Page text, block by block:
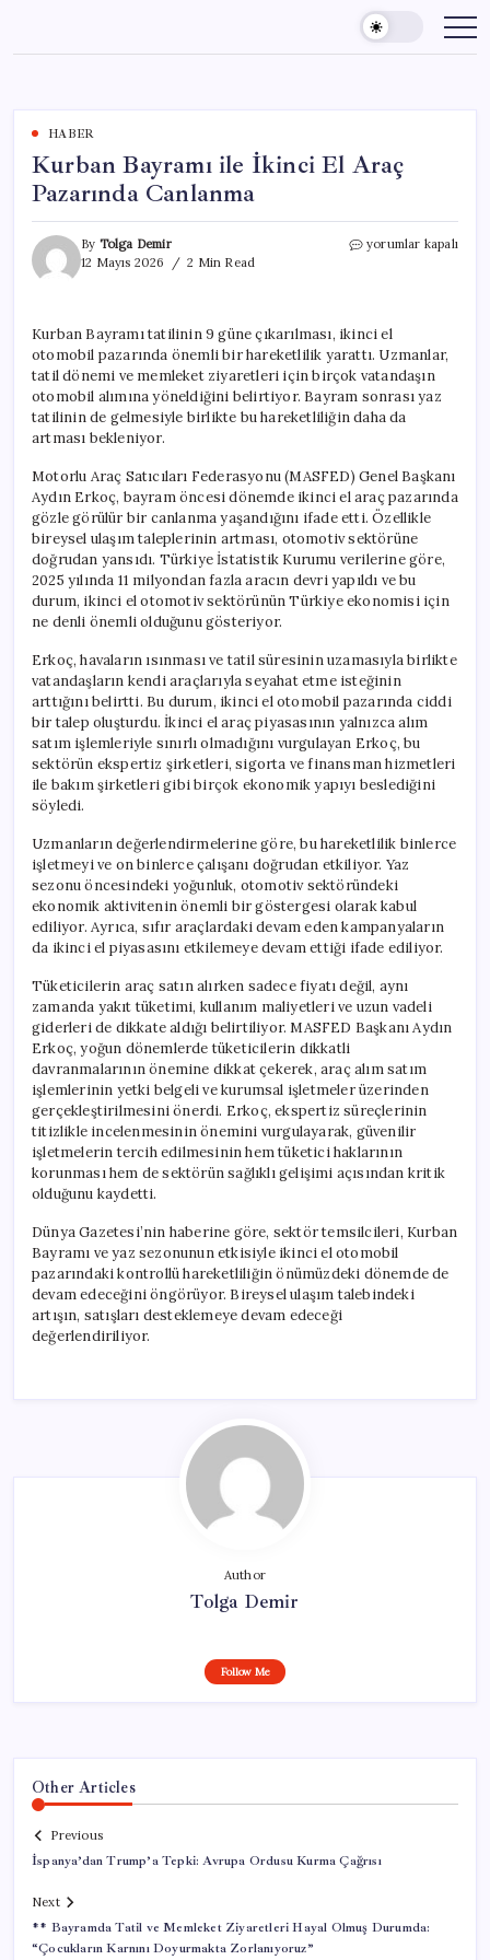
content
HABER
Kurban Bayramı ile İkinci El Araç
Pazarında Canlanma
By Tolga Demir
12 Mayıs 2026
2 Min Read
Kurban
Araç
Pazarında
Canlanma
için
yorumlar kapalı
Kurban Bayramı tatilinin 9 güne çıkarılması, ikinci el
otomobil pazarında önemli bir hareketlilik yarattı. Uzmanlar,
tatil dönemi ve memleket ziyaretleri için birçok vatandaşın
otomobil alımına yöneldiğini belirtiyor. Bayram sonrası yaz
tatilinin de gelmesiyle birlikte bu hareketliliğin daha da
artması bekleniyor.
Motorlu Araç Satıcıları Federasyonu (MASFED) Genel Başkanı
Aydın Erkoç, bayram öncesi dönemde ikinci el araç pazarında
gözle görülür bir canlanma yaşandığını ifade etti. Özellikle
bireysel ulaşım taleplerinin artması, otomotiv sektörüne
doğrudan yansıdı. Türkiye İstatistik Kurumu verilerine göre,
2025 yılında 11 milyondan fazla aracın devri yapıldı ve bu
durum, ikinci el otomotiv sektörünün Türkiye ekonomisi için
ne denli önemli olduğunu gösteriyor.
Erkoç, havaların ısınması ve tatil süresinin uzamasıyla birlikte
vatandaşların kendi araçlarıyla seyahat etme isteğinin
arttığını belirtti. Bu durum, ikinci el otomobil pazarında ciddi
bir talep oluşturdu. İkinci el araç piyasasının yalnızca alım
satım işlemleriyle sınırlı olmadığını vurgulayan Erkoç, bu
sektörün ekspertiz şirketleri, sigorta ve finansman hizmetleri
ile bakım şirketleri gibi birçok ekonomik yapıyı beslediğini
söyledi.
Uzmanların değerlendirmelerine göre, bu hareketlilik binlerce
işletmeyi ve on binlerce çalışanı doğrudan etkiliyor. Yaz
sezonu öncesindeki yoğunluk, otomotiv sektöründeki
ekonomik aktivitenin önemli bir göstergesi olarak kabul
ediliyor. Ayrıca, sıfır araçlardaki devam eden kampanyaların
da ikinci el piyasasını etkilemeye devam ettiği ifade ediliyor.
Tüketicilerin araç satın alırken sadece fiyatı değil, aynı
zamanda yakıt tüketimi, kullanım maliyetleri ve uzun vadeli
giderleri de dikkate aldığı belirtiliyor. MASFED Başkanı Aydın
Erkoç, yoğun dönemlerde tüketicilerin dikkatli
davranmalarının önemine dikkat çekerek, araç alım satım
işlemlerinin yetki belgeli ve kurumsal işletmeler üzerinden
gerçekleştirilmesini önerdi. Erkoç, ekspertiz süreçlerinin
titizlikle incelenmesinin önemini vurgulayarak, güvenilir
işletmelerin tercih edilmesinin hem tüketici haklarının
korunması hem de sektörün sağlıklı gelişimi açısından kritik
olduğunu kaydetti.
Dünya Gazetesi’nin haberine göre, sektör temsilcileri, Kurban
Bayramı ve yaz sezonunun etkisiyle ikinci el otomobil
pazarındaki kontrollü hareketliliğin önümüzdeki dönemde de
devam edeceğini öngörüyor. Bireysel ulaşım talebindeki
artışın, satışları desteklemeye devam edeceği
değerlendiriliyor.
Author
Tolga Demir
Follow Me
Other Articles
Previous
İspanya’dan Trump’a Tepki: Avrupa Ordusu Kurma Çağrısı
Next
** Bayramda Tatil ve Memleket Ziyaretleri Hayal Olmuş Durumda:
“Çocukların Karnını Doyurmakta Zorlanıyoruz”